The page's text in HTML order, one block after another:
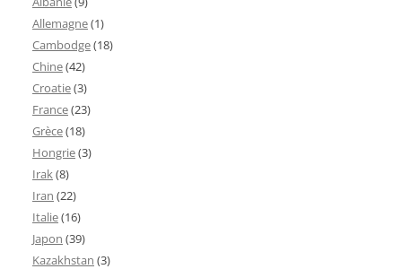
Allemagne(1)
Cambodge(18)
Chine(42)
Croatie(3)
France(23)
Grèce(18)
Hongrie(3)
Irak (8)
Iran (22)
Italie(16)
Japon (39)
Kazakhstan (3)